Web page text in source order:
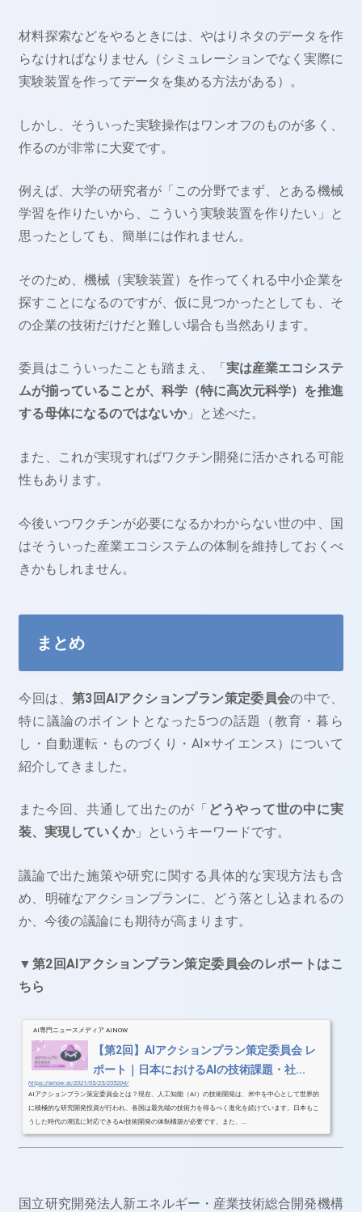
材料探索などをやるときには、やはりネタのデータを作
らなければなりません（シミュレーションでなく実際に
実験装置を作ってデータを集める方法がある）。
しかし、そういった実験操作はワンオフのものが多く、
作るのが非常に大変です。
例えば、大学の研究者が「この分野でまず、とある機械
学習を作りたいから、こういう実験装置を作りたい」と
思ったとしても、簡単には作れません。
そのため、機械（実験装置）を作ってくれる中小企業を
探すことになるのですが、仮に見つかったとしても、そ
の企業の技術だけだと難しい場合も当然あります。
委員はこういったことも踏まえ、「実は産業エコシステ
ムが揃っていることが、科学（特に高次元科学）を推進
する母体になるのではないか」と述べた。
また、これが実現すればワクチン開発に活かされる可能
性もあります。
今後いつワクチンが必要になるかわからない世の中、国
はそういった産業エコシステムの体制を維持しておくべ
きかもしれません。
まとめ
今回は、 第3回AIアクションプラン策定委員会の中で、
特に議論のポイントとなった5つの話題（教育・暮ら
し・自動運転・ものづくり・AI×サイエンス）について
紹介してきました。
また今回、共通して出たのが「 どうやって世の中に実
装、実現していくか」というキーワードです。
議論で出た施策や研究に関する具体的な実現方法も含
め、明確なアクションプランに、どう落とし込まれるの
か、今後の議論にも期待が高まります。
▼第2回AIアクションプラン策定委員会のレポートはこ
ちら
AI専門ニュースメディア AINOW
【第2回】AIアクションプラン策定委員会 レ
ポート｜日本におけるAIの技術課題・社...
https://ainow.ai/2021/05/25/255204/
AIアクションプラン策定委員会とは？現在、人工知能（AI）の技術開発は、米中を中心として世界的
に積極的な研究開発投資が行われ、各国は最先端の技術力を得るべく進化を続けています。日本もこ
うした時代の潮流に対応できるAI技術開発の体制構築が必要です。また、...
国立研究開発法人新エネルギー・産業技術総合開発機構